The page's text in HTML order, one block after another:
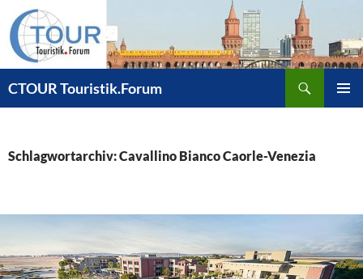
Zum
Inhalt
springen
CTOUR Touristik.Forum
Schlagwortarchiv: Cavallino Bianco Caorle-Venezia